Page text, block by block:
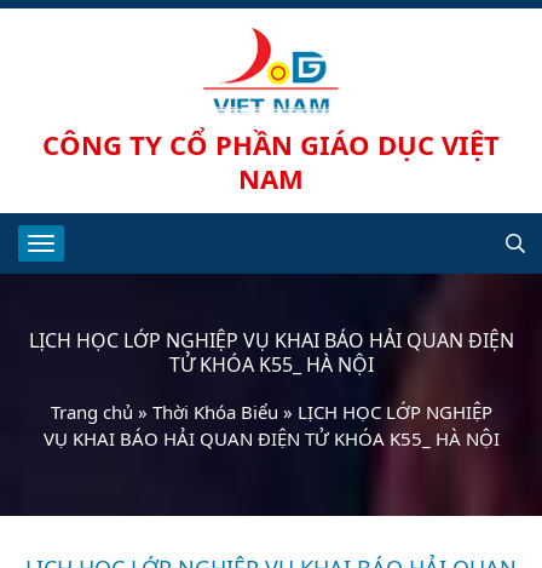
CÔNG TY CỔ PHẦN GIÁO DỤC VIỆT
NAM
LỊCH HỌC LỚP NGHIỆP VỤ KHAI BÁO HẢI QUAN ĐIỆN
TỬ KHÓA K55_ HÀ NỘI
Trang chủ » Thời Khóa Biểu » LỊCH HỌC LỚP NGHIỆP
VỤ KHAI BÁO HẢI QUAN ĐIỆN TỬ KHÓA K55_ HÀ NỘI